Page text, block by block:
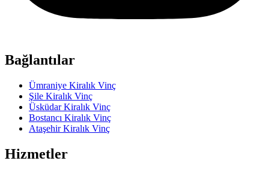
Bağlantılar
Ümraniye Kiralık Vinç
Şile Kiralık Vinç
Üsküdar Kiralık Vinç
Bostancı Kiralık Vinç
Ataşehir Kiralık Vinç
Hizmetler